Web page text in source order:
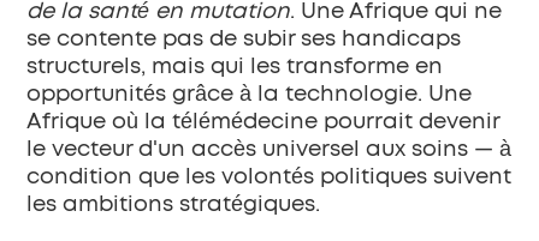
de la santé en mutation. Une Afrique qui ne
se contente pas de subir ses handicaps
structurels, mais qui les transforme en
opportunités grâce à la technologie. Une
Afrique où la télémédecine pourrait devenir
le vecteur d'un accès universel aux soins — à
condition que les volontés politiques suivent
les ambitions stratégiques.